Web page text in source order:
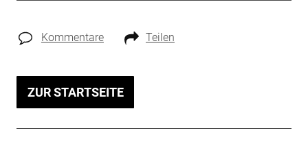
Kommentare Teilen
ZUR STARTSEITE